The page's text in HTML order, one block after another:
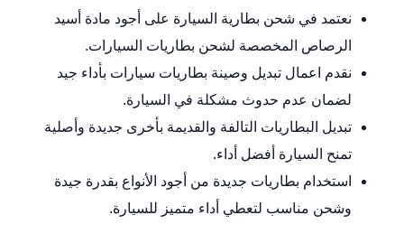
نعتمد في شحن بطارية السيارة على أجود مادة أسيد
الرصاص المخصصة لشحن بطاريات السيارات.
نقدم اعمال تبديل وصينة بطاريات سيارات بأداء جيد
لضمان عدم حدوث مشكلة في السيارة.
تبديل البطاريات التالفة والقديمة بأخرى جديدة وأصلية
تمنح السيارة أفضل أداء.
استخدام بطاريات جديدة من أجود الأنواع بقدرة جيدة
وشحن مناسب لتعطي أداء متميز للسيارة.